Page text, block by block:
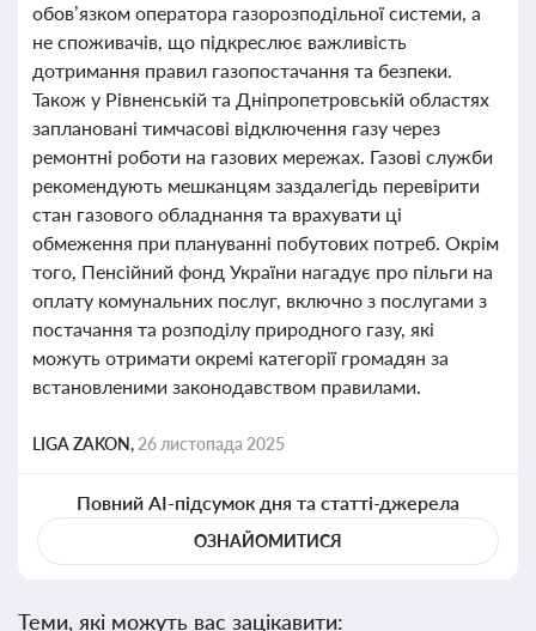
обов’язком оператора газорозподільної системи, а
не споживачів, що підкреслює важливість
дотримання правил газопостачання та безпеки.
Також у Рівненській та Дніпропетровській областях
заплановані тимчасові відключення газу через
ремонтні роботи на газових мережах. Газові служби
рекомендують мешканцям заздалегідь перевірити
стан газового обладнання та врахувати ці
обмеження при плануванні побутових потреб. Окрім
того, Пенсійний фонд України нагадує про пільги на
оплату комунальних послуг, включно з послугами з
постачання та розподілу природного газу, які
можуть отримати окремі категорії громадян за
встановленими законодавством правилами.
LIGA ZAKON, 26 листопада 2025
Повний AI-підсумок дня та статті-джерела
ОЗНАЙОМИТИСЯ
Теми, які можуть вас зацікавити: